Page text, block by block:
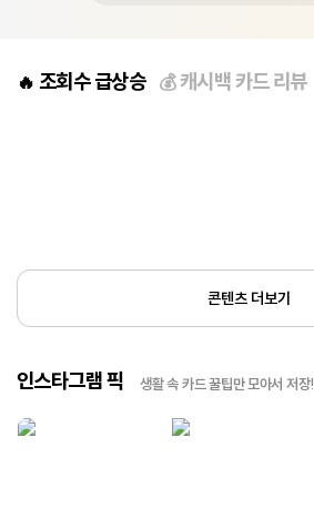
🔥 조회수 급상승 💰캐시백 카드 리뷰
콘텐츠 더보기
인스타그램 픽 생활 속 카드 꿀팁만 모아서 저장!